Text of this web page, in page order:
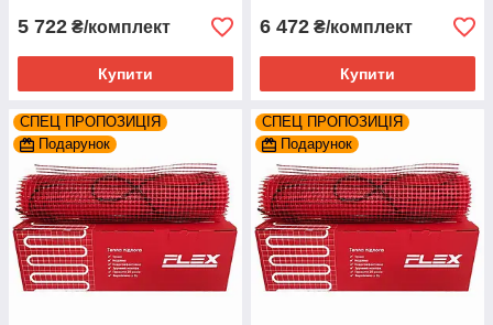
5 722 ₴/комплект
Купити
6 472 ₴/комплект
Купити
СПЕЦ ПРОПОЗИЦІЯ
Подарунок
СПЕЦ ПРОПОЗИЦІЯ
Подарунок